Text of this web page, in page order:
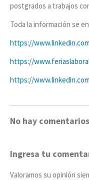
postgrados a trabajos
Toda la información se
https://
https://
https://
No hay
Ingresa tu
Valoramos su opinión